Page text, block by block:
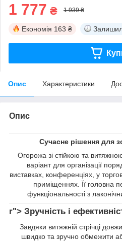
1 777 ₴ 1 939 ₴
Економія 163 ₴
Опис Характеристики
Опис
Сучасне рішення для
Огорожа зі стійкою та
варіант для організації
виставках, конференціях, у
приміщеннях. Її головна
функціональності з
r"> Зручність і
Завдяки витяжній стрічці
швидко та зручно обмежити